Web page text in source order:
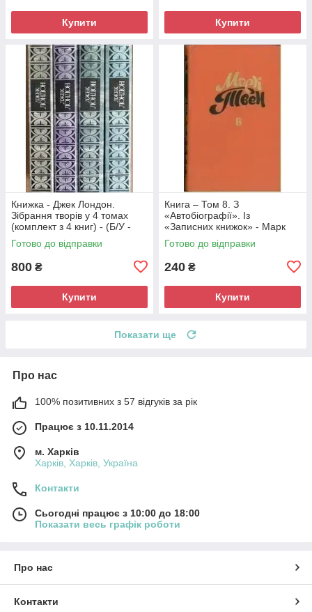
Купити Купити
Книжка - Джек Лондон.
Зібрання творів у 4 томах
(комплект з 4 книг) - (Б/У -
Уцінка)
Готово до відправки
800 ₴
Купити
Книга – Том 8. З
«Автобіографії». Із
«Записних книжок» - Марк
Твен (Б/У - УЦІНКА) -
кольорові ілюстрації
Готово до відправки
240 ₴
Купити
Показати ще
Про нас
100% позитивних з 57 відгуків за рік
Працює з 10.11.2014
м. Харків
Харків, Харків, Україна
Контакти
Сьогодні працює з 10:00 до 18:00
Показати весь графік роботи
Про нас
Контакти